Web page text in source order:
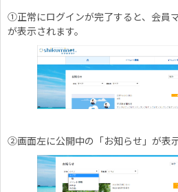
①正常にログインが完了すると、会員
が表示されます。
②画面左に公開中の「お知らせ」が表示